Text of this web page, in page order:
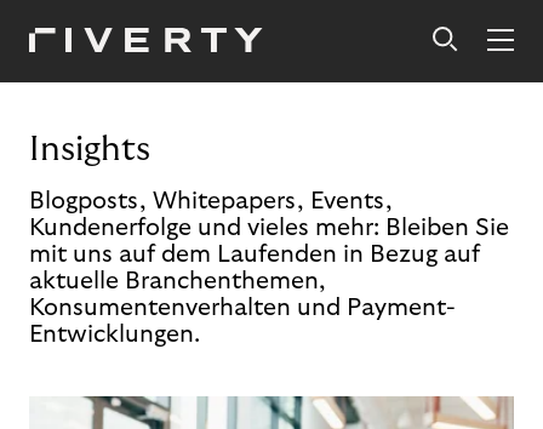
Insights
Blogposts, Whitepapers, Events,
Kundenerfolge und vieles mehr: Bleiben Sie
mit uns auf dem Laufenden in Bezug auf
aktuelle Branchenthemen,
Konsumentenverhalten und Payment-
Entwicklungen.